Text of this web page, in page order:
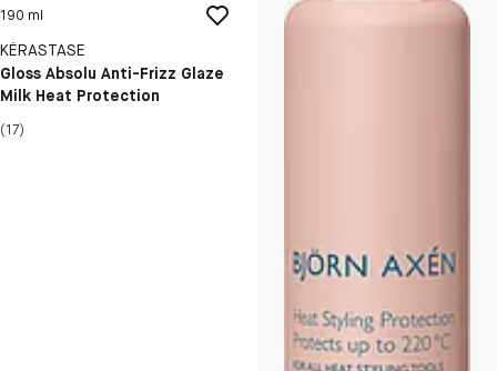
190 ml
KÉRASTASE
Gloss Absolu Anti-Frizz Glaze
Milk Heat Protection
(17)